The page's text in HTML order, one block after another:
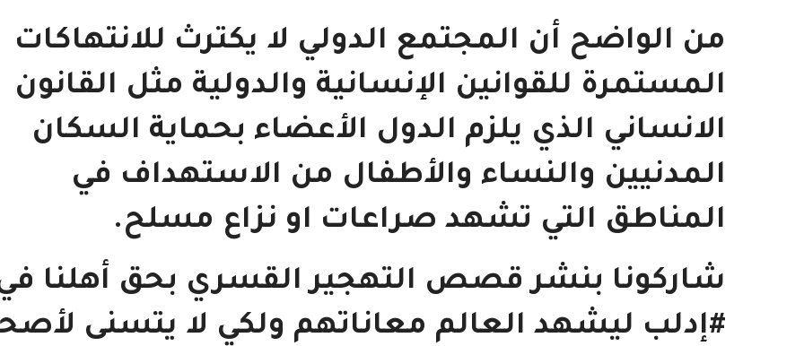
من الواضح أن المجتمع الدولي لا يكترث للانتهاكات
المستمرة للقوانين الإنسانية والدولية مثل القانون
الانساني الذي يلزم الدول الأعضاء بحماية السكان
المدنيين والنساء والأطفال من الاستهداف في
المناطق التي تشهد صراعات او نزاع مسلح.
شاركونا بنشر قصص التهجير القسري بحق أهلنا
#إدلب ليشهد العالم معاناتهم ولكي لا يتسنى